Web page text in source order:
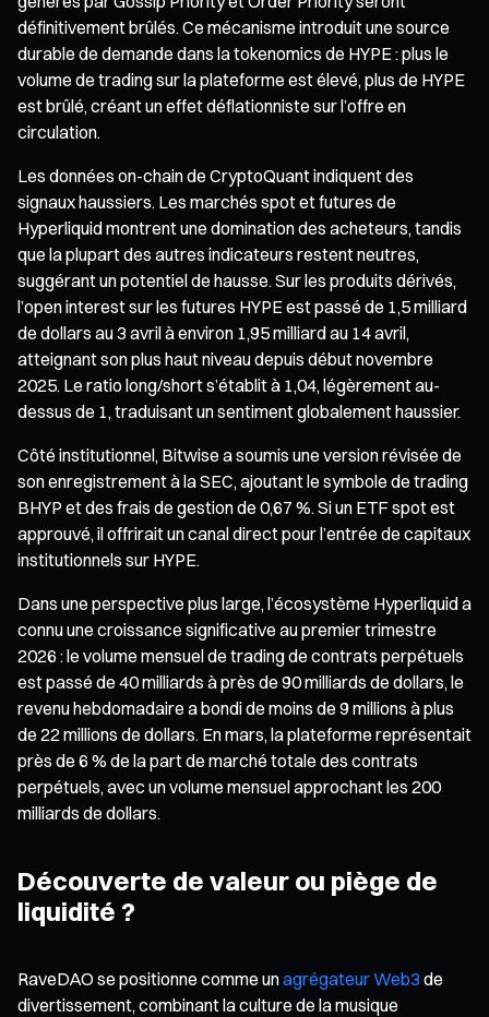
définitivement brûlés. Ce mécanisme introduit une source
durable de demande dans la tokenomics de HYPE : plus le
volume de trading sur la plateforme est élevé, plus de HYPE
est brûlé, créant un effet déflationniste sur l’offre en
circulation.
Les données on-chain de CryptoQuant indiquent des
signaux haussiers. Les marchés spot et futures de
Hyperliquid montrent une domination des acheteurs, tandis
que la plupart des autres indicateurs restent neutres,
suggérant un potentiel de hausse. Sur les produits dérivés,
l’open interest sur les futures HYPE est passé de 1,5 milliard
de dollars au 3 avril à environ 1,95 milliard au 14 avril,
atteignant son plus haut niveau depuis début novembre
2025. Le ratio long/short s’établit à 1,04, légèrement au-
dessus de 1, traduisant un sentiment globalement haussier.
Côté institutionnel, Bitwise a soumis une version révisée de
son enregistrement à la SEC, ajoutant le symbole de trading
BHYP et des frais de gestion de 0,67 %. Si un ETF spot est
approuvé, il offrirait un canal direct pour l’entrée de capitaux
institutionnels sur HYPE.
Dans une perspective plus large, l’écosystème Hyperliquid a
connu une croissance significative au premier trimestre
2026 : le volume mensuel de trading de contrats perpétuels
est passé de 40 milliards à près de 90 milliards de dollars, le
revenu hebdomadaire a bondi de moins de 9 millions à plus
de 22 millions de dollars. En mars, la plateforme représentait
près de 6 % de la part de marché totale des contrats
perpétuels, avec un volume mensuel approchant les 200
milliards de dollars.
Découverte de valeur ou piège de
liquidité ?
RaveDAO se positionne comme unagrégateur Web3 de
divertissement, combinant la culture de la musique